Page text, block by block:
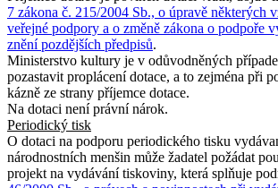
7 zákona č. 215/2004 Sb., o úpravě některých
veřejné podpory a o změně zákona o podpoře
znění pozdějších předpisů.
Ministerstvo kultury je v odůvodněných
pozastavit proplácení dotace, a to zejména při
kázně ze strany příjemce dotace.
Na dotaci není právní nárok.
Periodický tisk
O dotaci na podporu periodického tisku
národnostních menšin může žadatel požádat
projekt na vydávání tiskoviny, která splňuje